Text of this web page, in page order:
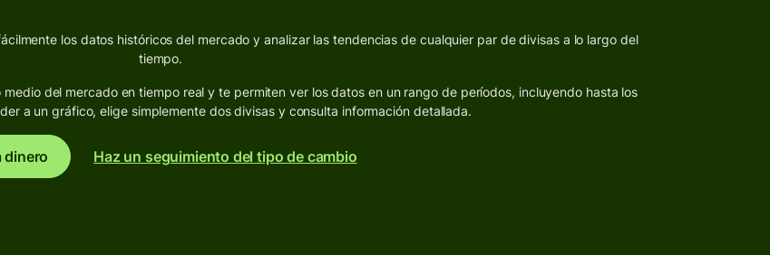
los datos históricos del mercado y analizar las tendencias de cualquier par de divisas a lo largo del
tiempo.
del mercado en tiempo real y te permiten ver los datos en un rango de períodos, incluyendo hasta los
a un gráfico, elige simplemente dos divisas y consulta información detallada.
dinero Haz un seguimiento del tipo de cambio